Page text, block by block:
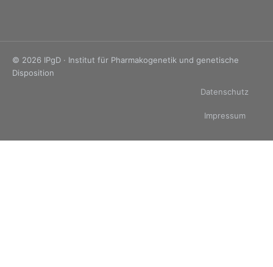
© 2026 IPgD · Institut für Pharmakogenetik und genetische
Disposition
Datenschutz
Impressum